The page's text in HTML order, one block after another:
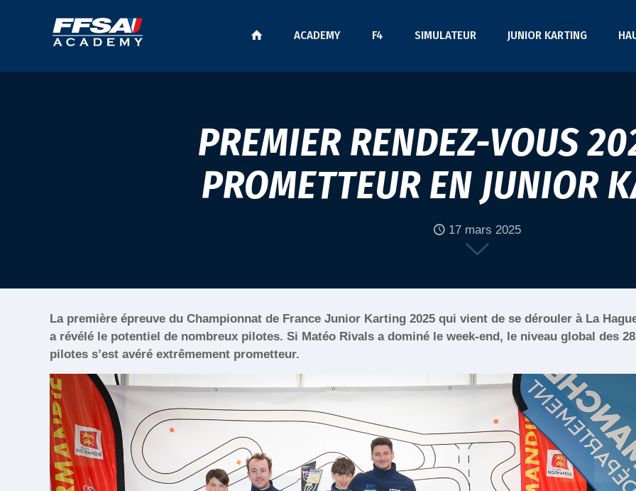
ACADEMY F4 SIMULATEUR JUNIOR KARTING
PREMIER RENDEZ-VOUS
PROMETTEUR EN JUNIOR
17 mars 2025
La première épreuve du Championnat de France Junior Karting 2025 qui vient de se dérouler à La
a révélé le potentiel de nombreux pilotes. Si Matéo Rivals a dominé le week-end, le niveau global des 28
pilotes s’est avéré extrêmement prometteur.